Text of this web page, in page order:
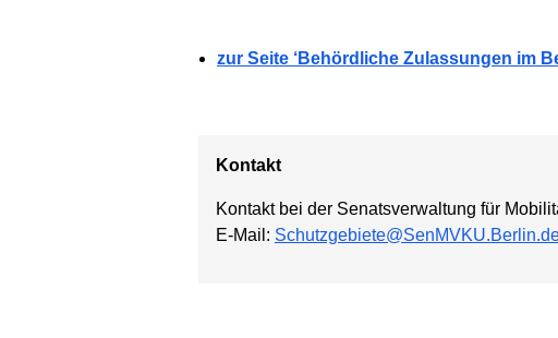
zur Seite ‘Behördliche Zulassungen im
Kontakt
Kontakt bei der Senatsverwaltung für
E-Mail: